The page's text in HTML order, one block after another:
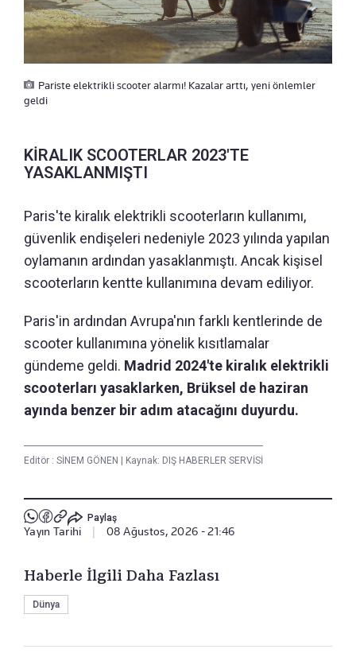
Pariste elektrikli scooter alarmı! Kazalar arttı, yeni önlemler
geldi
KİRALIK SCOOTERLAR 2023'TE
YASAKLANMIŞTI
Paris'te kiralık elektrikli scooterların kullanımı,
güvenlik endişeleri nedeniyle 2023 yılında yapılan
oylamanın ardından yasaklanmıştı. Ancak kişisel
scooterların kentte kullanımına devam ediliyor.
Paris'in ardından Avrupa'nın farklı kentlerinde de
scooter kullanımına yönelik kısıtlamalar
gündeme geldi. Madrid 2024'te kiralık elektrikli
scooterları yasaklarken, Brüksel de haziran
ayında benzer bir adım atacağını duyurdu.
Editör : SİNEM GÖNEN Kaynak: DIŞ HABERLER SERVİSİ
Paylaş
Yayın Tarihi 08 Ağustos, 2026 - 21:46
Haberle İlgili Daha Fazlası
Dünya